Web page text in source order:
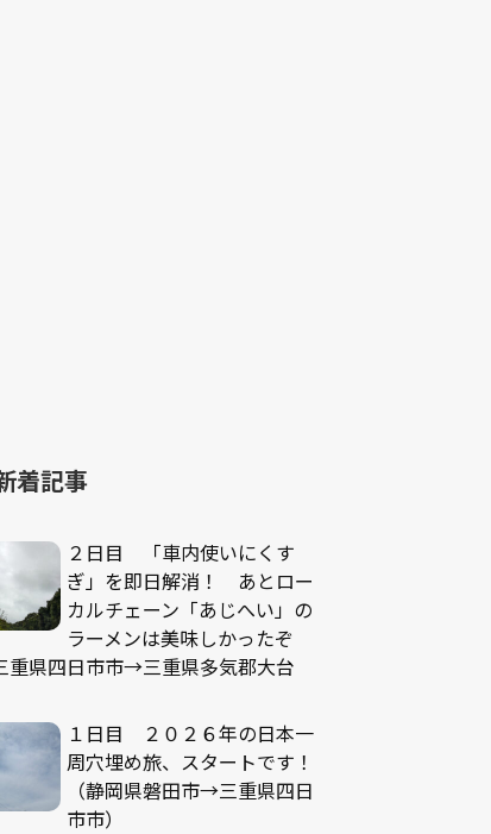
着記事
２日目 「車内使いにくす
ぎ」を即日解消！ あとロー
カルチェーン「あじへい」の
ラーメンは美味しかったぞ
重県四日市市→三重県多気郡大台
１日目 ２０２６年の日本一
周穴埋め旅、スタートです！
（静岡県磐田市→三重県四日
市市）